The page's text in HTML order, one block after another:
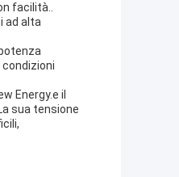
facilità..
ad alta
Energy.e il
sua tensione